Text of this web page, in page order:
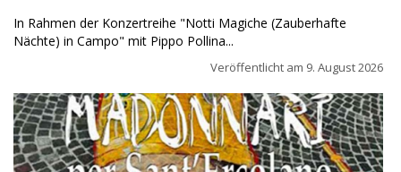
In Rahmen der Konzertreihe "Notti Magiche (Zauberhafte
Nächte) in Campo" mit Pippo Pollina...
Veröffentlicht am 9. August 2026